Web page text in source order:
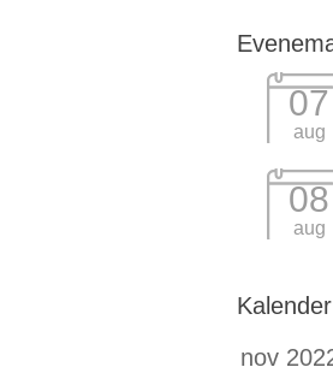
07
aug
08
aug
Kalender